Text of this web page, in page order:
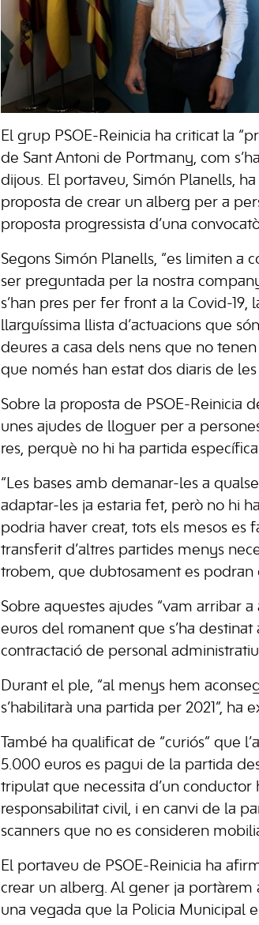
El grup PSOE-Reinicia ha criticat la
de Sant Antoni de Portmany, com
dijous. El portaveu, Simón Planells,
proposta de crear un alberg per a
proposta progressista d’una
Segons Simón Planells, “es limiten a
ser preguntada per la nostra
s’han pres per fer front a la Covid-
llarguíssima llista d’actuacions que
deures a casa dels nens que no
que només han estat dos diaris de les
Sobre la proposta de PSOE-Reinicia
unes ajudes de lloguer per a
res, perquè no hi ha partida
“Les bases amb demanar-les a
adaptar-les ja estaria fet, però no hi
podria haver creat, tots els mesos es
transferit d’altres partides menys
trobem, que dubtosament es podran
Sobre aquestes ajudes “vam arribar
euros del romanent que s’ha
contractació de personal
Durant el ple, “al menys hem
s’habilitarà una partida per 2021”, ha
També ha qualificat de “curiós” que
5.000 euros es pagui de la partida
tripulat que necessita d’un
responsabilitat civil, i en canvi de la
scanners que no es consideren
El portaveu de PSOE-Reinicia ha
crear un alberg. Al gener ja portàrem
una vegada que la Policia Municipal